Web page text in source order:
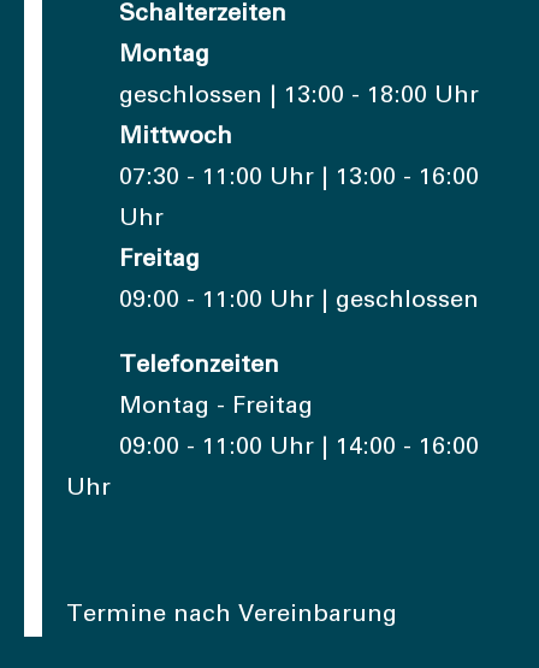
Schalterzeiten
Montag
geschlossen | 13:00 - 18:00 Uhr
Mittwoch
07:30 - 11:00 Uhr | 13:00 - 16:00
Uhr
Freitag
09:00 - 11:00 Uhr | geschlossen
Telefonzeiten
Montag - Freitag
09:00 - 11:00 Uhr | 14:00 - 16:00
Uhr
Termine nach Vereinbarung